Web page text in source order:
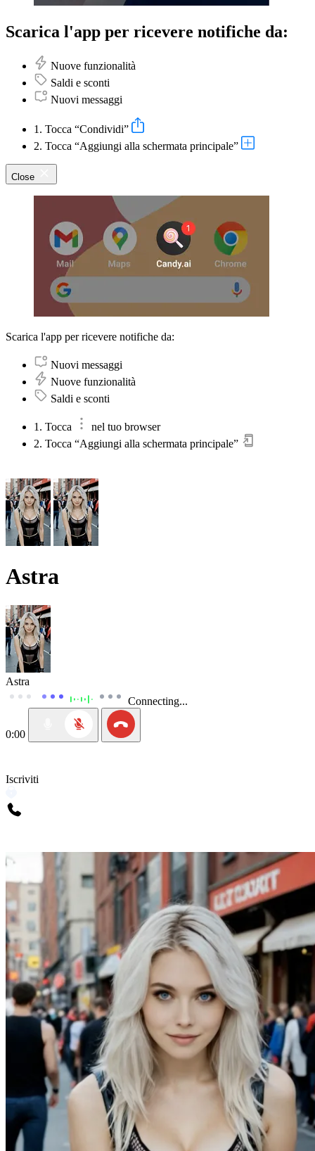
Scarica l'app per ricevere notifiche da:
Nuove funzionalità
Saldi e sconti
Nuovi messaggi
1. Tocca “Condividi”
2. Tocca “Aggiungi alla schermata principale”
Close
Scarica l'app per ricevere notifiche da:
Nuovi messaggi
Nuove funzionalità
Saldi e sconti
1. Tocca
nel tuo browser
2. Tocca “Aggiungi alla schermata principale”
Astra
Astra
Connecting...
0:00
Iscriviti